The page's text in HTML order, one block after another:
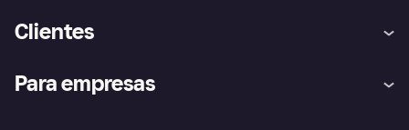
Clientes
Inicio de sesión
Para empresas